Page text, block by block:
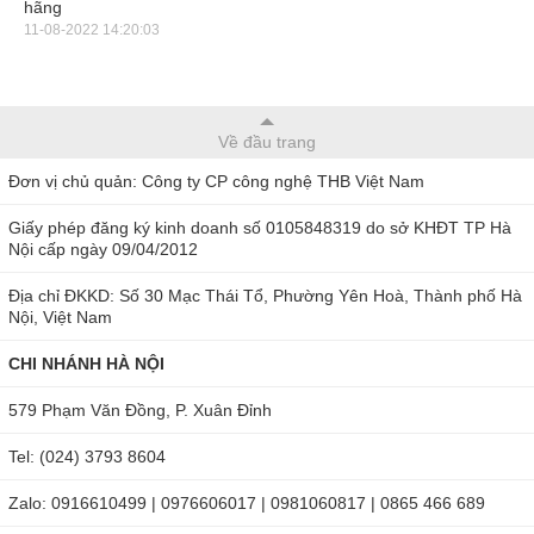
Hình ảnh máy đo pH Hanna BL931700 để bàn
Bộ sản phẩm máy đo pH Hanna BL931700
online bao gồm:
Hanna BL931700 đã bao gồm đầy đủ phụ kiện, chính hãng
hãng
11-08-2022 14:20:03
Về đầu trang
Đơn vị chủ quản: Công ty CP công nghệ THB Việt Nam
Giấy phép đăng ký kinh doanh số 0105848319 do sở KHĐT TP Hà
Nội cấp ngày 09/04/2012
Địa chỉ ĐKKD: Số 30 Mạc Thái Tổ, Phường Yên Hoà, Thành phố Hà
Nội, Việt Nam
CHI NHÁNH HÀ NỘI
579 Phạm Văn Đồng, P. Xuân Đỉnh
Tel: (024) 3793 8604
Zalo: 0916610499 | 0976606017 | 0981060817 | 0865 466 689